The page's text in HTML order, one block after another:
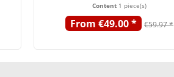
Content 1 piece(s)
From €49.00 * €59.97 *